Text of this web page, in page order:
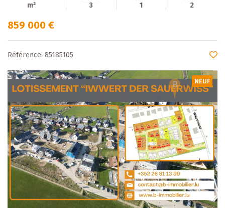
m²
3 1 2
859 000 €
Référence: 85185105
NEUF